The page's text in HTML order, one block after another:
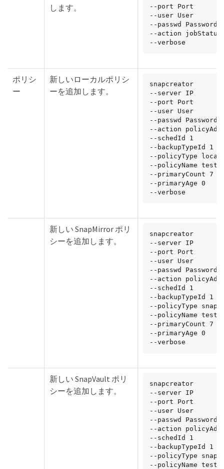
します。
--port Port
--user User
--passwd Password
--action jobStatus
--verbose
ポリシ
ー
新しいローカルポリシ
ーを追加します。
snapcreator
--server IP
--port Port
--user User
--passwd Password
--action policyAdd
--schedId 1
--backupTypeId 1
--policyType local
--policyName
--primaryCount 7
--primaryAge 0
--verbose
新しい SnapMirror ポリ
シーを追加します。
snapcreator
--server IP
--port Port
--user User
--passwd Password
--action policyAdd
--schedId 1
--backupTypeId 1
--policyType
--policyName
--primaryCount 7
--primaryAge 0
--verbose
新しい SnapVault ポリ
シーを追加します。
snapcreator
--server IP
--port Port
--user User
--passwd Password
--action policyAdd
--schedId 1
--backupTypeId 1
--policyType
--policyName